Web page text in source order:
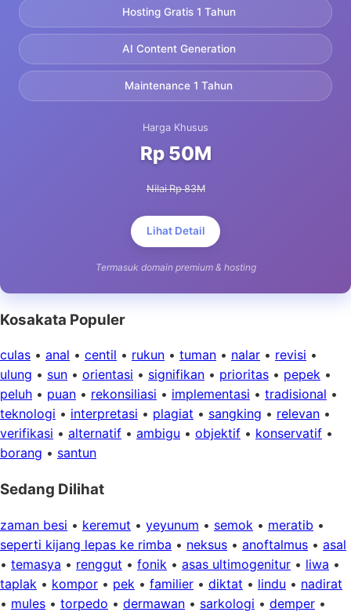
Hosting Gratis 1 Tahun
AI Content Generation
Maintenance 1 Tahun
Harga Khusus
Rp 50M
Nilai Rp 83M
Lihat Detail
Termasuk domain premium & hosting
Kosakata Populer
culas • anal • centil • rukun • tuman • nalar • revisi •
ulung • sun • orientasi • signifikan • prioritas • pepek •
peluh • puan • rekonsiliasi • implementasi • tradisional •
teknologi • interpretasi • plagiat • sangking • relevan •
verifikasi • alternatif • ambigu • objektif • konservatif •
borang • santun
Sedang Dilihat
zaman besi • keremut • yeyunum • semok • meratib •
seperti kijang lepas ke rimba • neksus • anoftalmus • asal
• temasya • renggut • fonik • asas ultimogenitur • liwa •
taplak • kompor • pek • familier • diktat • lindu • nadirat
• mules • torpedo • dermawan • sarkologi • demper •